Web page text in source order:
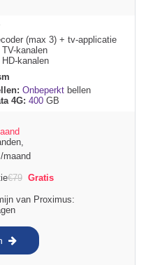
(max 3) + tv-applicatie
TV-kanalen
HD-kanalen
Onbeperkt bellen
4G: 400 GB
/maand
€79 Gratis
van Proximus: